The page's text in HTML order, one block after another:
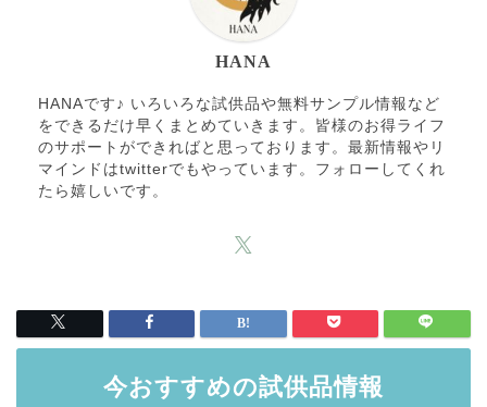
HANA
HANAです♪ いろいろな試供品や無料サンプル情報など
をできるだけ早くまとめていきます。皆様のお得ライフ
のサポートができればと思っております。最新情報やリ
マインドはtwitterでもやっています。フォローしてくれ
たら嬉しいです。
今おすすめの試供品情報